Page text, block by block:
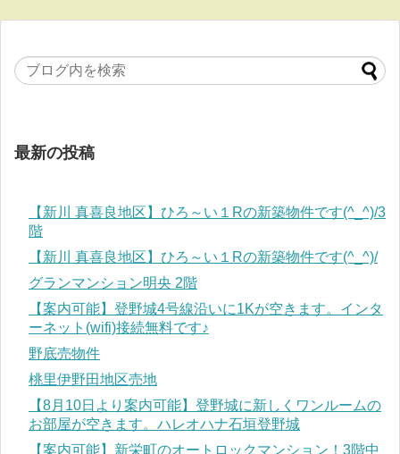
最新の投稿
【新川 真喜良地区】ひろ～い１Rの新築物件です(^_^)/3
階
【新川 真喜良地区】ひろ～い１Rの新築物件です(^_^)/
グランマンション明央 2階
【案内可能】登野城4号線沿いに1Kが空きます。インタ
ーネット(wifi)接続無料です♪
野底売物件
桃里伊野田地区売地
【8月10日より案内可能】登野城に新しくワンルームの
お部屋が空きます。ハレオハナ石垣登野城
【案内可能】新栄町のオートロックマンション！3階中